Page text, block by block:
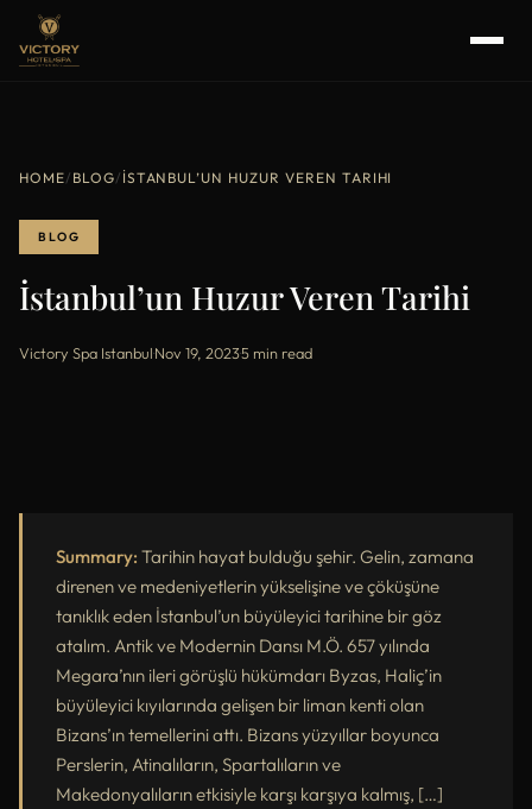
HOME/ BLOG/ İSTANBUL’UN HUZUR VEREN TARIHI
BLOG
İstanbul’un Huzur Veren Tarihi
Victory Spa Istanbul·Nov 19, 2023·5 min read
Summary: Tarihin hayat bulduğu şehir. Gelin, zamana
direnen ve medeniyetlerin yükselişine ve çöküşüne
tanıklık eden İstanbul’un büyüleyici tarihine bir göz
atalım. Antik ve Modernin Dansı M.Ö. 657 yılında
Megara’nın ileri görüşlü hükümdarı Byzas, Haliç’in
büyüleyici kıyılarında gelişen bir liman kenti olan
Bizans’ın temellerini attı. Bizans yüzyıllar boyunca
Perslerin, Atinalıların, Spartalıların ve
Makedonyalıların etkisiyle karşı karşıya kalmış, […]